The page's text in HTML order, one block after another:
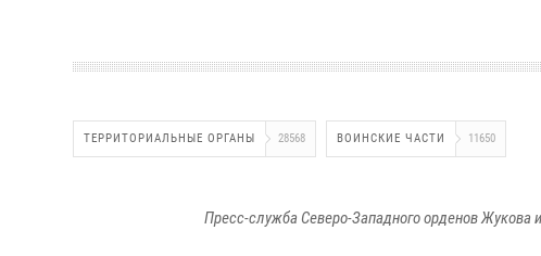
ТЕРРИТОРИАЛЬНЫЕ ОРГАНЫ 28568 ВОИНСКИЕ ЧАСТИ 11650
Пресс-служба Северо-Западного орденов Жукова